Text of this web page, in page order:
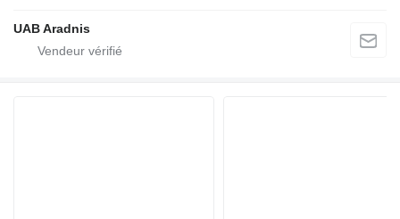
UAB Aradnis